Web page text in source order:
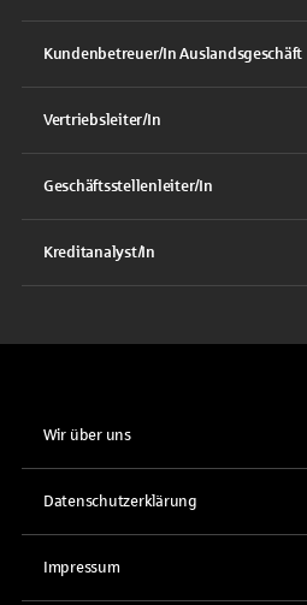
Kundenbetreuer/In Auslandsgeschäft
Vertriebsleiter/In
Geschäftsstellenleiter/In
Kreditanalyst/In
Wir über uns
Datenschutzerklärung
Impressum